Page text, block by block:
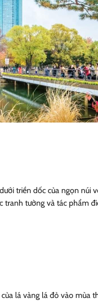
triền dốc của ngọn núi
tranh tường và tác phẩm
lá vàng lá đỏ vào mùa